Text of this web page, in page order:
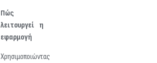
Πώς
λειτουργεί η
εφαρμογή
Χρησιμοποιώντας